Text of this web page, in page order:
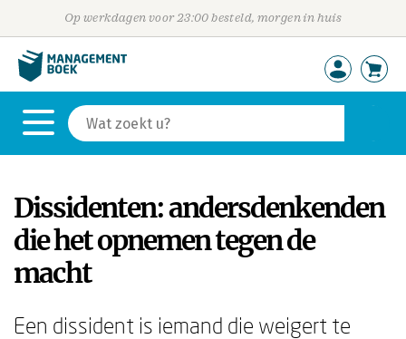
Op werkdagen voor 23:00 besteld, morgen in huis
Dissidenten: andersdenkenden
die het opnemen tegen de
macht
Een dissident is iemand die weigert te